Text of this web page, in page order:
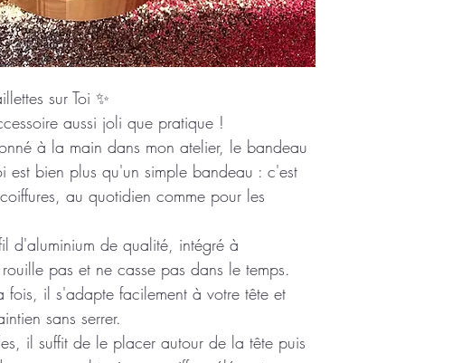
sur Toi ✨
aussi joli que pratique !
à la main dans mon atelier, le bandeau
est bien plus qu'un simple bandeau : c'est
au quotidien comme pour les
d'aluminium de qualité, intégré à
pas et ne casse pas dans le temps.
fois, il s'adapte facilement à votre tête et
sans serrer.
il suffit de le placer autour de la tête puis